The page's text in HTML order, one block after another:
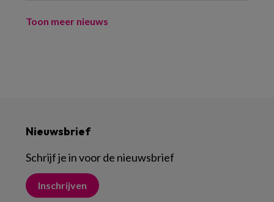
Toon meer nieuws
Nieuwsbrief
Schrijf je in voor de nieuwsbrief
Inschrijven